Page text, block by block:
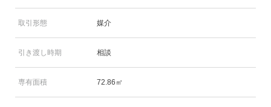
取引形態 媒介
引き渡し時期 相談
専有面積 72.86㎡